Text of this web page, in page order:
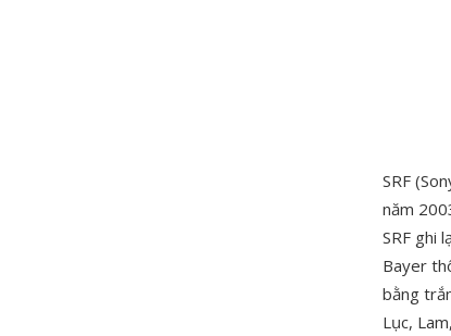
SRF
năm
SRF ghi
Bayer
bằng
Lục,